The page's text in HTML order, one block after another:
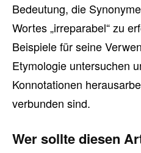
Bedeutung, die
Wortes „irreparabel“ zu
Beispiele für seine
Etymologie untersuchen
Konnotationen
verbunden sind.
Wer sollte diesen